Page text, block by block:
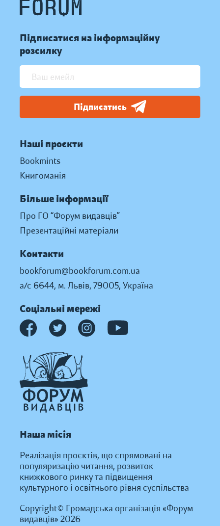
Підписатися на інформаційну
розсилку
Підписатись
Наші проєкти
Bookmints
Книгоманія
Більше інформації
Про ГО “Форум видавців”
Презентаційні матеріали
Контакти
bookforum@bookforum.com.ua
а/с 6644, м. Львів, 79005, Україна
Соціальні мережі
Наша місія
Реалізація проєктів, що спрямовані на
популяризацію читання, розвиток
книжкового ринку та підвищення
культурного і освітнього рівня суспільства
Copyright© Громадська організація «Форум
видавців» 2026